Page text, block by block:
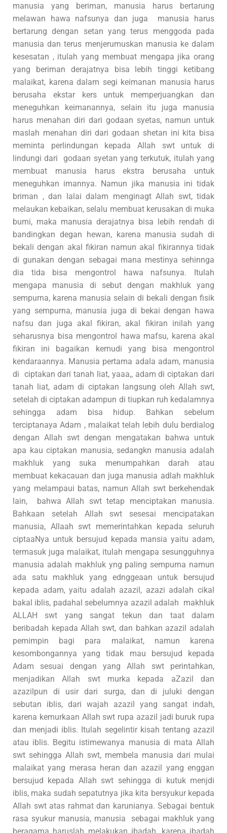
manusia yang beriman, manusia harus bertarung
melawan hawa nafsunya dan juga manusia harus
bertarung dengan setan yang terus menggoda pada
manusia dan terus menjerumuskan manusia ke dalam
kesesatan , itulah yang membuat mengapa jika orang
yang beriman derajatnya bisa lebih tinggi ketibang
malaikat, karena dalam segi keimanan manusia harus
berusaha ekstar kers untuk memperjuangkan dan
meneguhkan keimanannya, selain itu juga manusia
harus menahan diri dari godaan syetas, namun untuk
maslah menahan diri dari godaan shetan ini kita bisa
meminta perlindungan kepada Allah swt untuk di
lindungi dari godaan syetan yang terkutuk, itulah yang
membuat manusia harus ekstra berusaha untuk
meneguhkan imannya. Namun jika manusia ini tidak
briman , dan lalai dalam menginagt Allah swt, tidak
melaukan kebaikan, selalu membuat kerusakan di muka
bumi, maka manusia derajatnya bisa lebih rendah di
bandingkan degan hewan, karena manusia sudah di
bekali dengan akal fikiran namun akal fikirannya tidak
di gunakan dengan sebagai mana mestinya sehinnga
dia tida bisa mengontrol hawa nafsunya. Itulah
mengapa manusia di sebut dengan makhluk yang
sempurna, karena manusia selain di bekali dengan fisik
yang sempurna, manusia juga di bekai dengan hawa
nafsu dan juga akal fikiran, akal fikiran inilah yang
seharusnya bisa mengontrol hawa mafsu, karena akal
fikiran ini bagaikan kemudi yang bisa mengontrol
kendaraannya. Manusia pertama adala adam, manusia
di ciptakan dari tanah liat, yaaa,, adam di ciptakan dari
tanah liat, adam di ciptakan langsung oleh Allah swt,
setelah di ciptakan adampun di tiupkan ruh kedalamnya
sehingga adam bisa hidup. Bahkan sebelum
terciptanaya Adam , malaikat telah lebih dulu berdialog
dengan Allah swt dengan mengatakan bahwa untuk
apa kau ciptakan manusia, sedangkn manusia adalah
makhluk yang suka menumpahkan darah atau
membuat kekacauan dan juga manusia adlah makhluk
yang melampaui batas, namun Allah swt berkehendak
lain, bahwa Allah swt tetap menciptakan manusia.
Bahkaan setelah Allah swt sesesai mencipatakan
manusia, Allaah swt memerintahkan kepada seluruh
ciptaaNya untuk bersujud kepada mansia yaitu adam,
termasuk juga malaikat, itulah mengapa sesungguhnya
manusia adalah makhluk yng paling sempurna namun
ada satu makhluk yang ednggeaan untuk bersujud
kepada adam, yaitu adalah azazil, azazi adalah cikal
bakal iblis, padahal sebelumnya azazil adalah makhluk
ALLAH swt yang sangat tekun dan taat dalam
beribadah kepada Allah swt, dan bahkan azazil adalah
pemimpin bagi para malaikat, namun karena
kesombongannya yang tidak mau bersujud kepada
Adam sesuai dengan yang Allah swt perintahkan,
menjadikan Allah swt murka kepada aZazil dan
azazilpun di usir dari surga, dan di juluki dengan
sebutan iblis, dari wajah azazil yang sangat indah,
karena kemurkaan Allah swt rupa azazil jadi buruk rupa
dan menjadi iblis. Itulah segelintir kisah tentang azazil
atau iblis. Begitu istimewanya manusia di mata Allah
swt sehingga Allah swt, membela manusia dari mulai
malaikat yang merasa heran dan azazil yang enggan
bersujud kepada Allah swt sehingga di kutuk menjdi
iblis, maka sudah sepatutnya jika kita bersyukur kepada
Allah swt atas rahmat dan karunianya. Sebagai bentuk
rasa syukur manusia, manusia sebagai makhluk yang
beragama haruslah melakukan ibadah, karena ibadah